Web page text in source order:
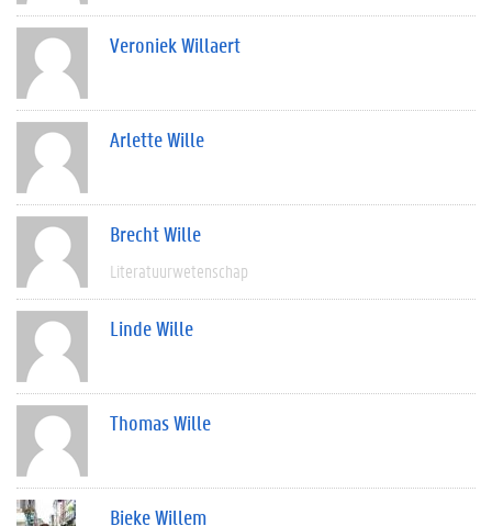
Veroniek Willaert
Arlette Wille
Brecht Wille
Literatuurwetenschap
Linde Wille
Thomas Wille
Bieke Willem